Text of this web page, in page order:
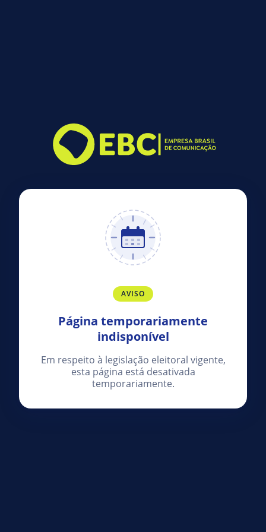
AVISO
Página temporariamente
indisponível
Em respeito à legislação eleitoral vigente,
esta página está desativada
temporariamente.